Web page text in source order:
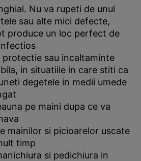
Nu va rupeti de unul
sau alte mici defecte,
produce un loc perfect de
sau incaltaminte
in situatiile in care stiti ca
degetele in medii umede
pe maini dupa ce va
mainilor si picioarelor uscate
timp
si pedichiura in